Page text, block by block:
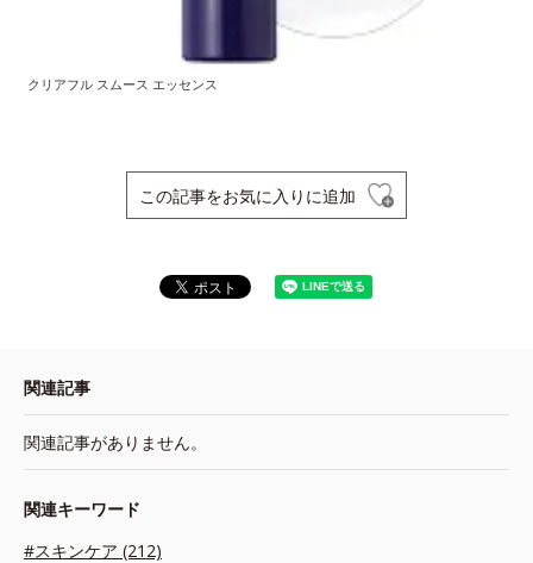
クリアフル スムース エッセンス
この記事をお気に入りに追加
関連記事
関連記事がありません。
関連キーワード
#スキンケア (212)